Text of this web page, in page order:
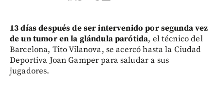
13 días después de ser intervenido por segunda vez
de un tumor en la glándula parótida, el técnico del
Barcelona, Tito Vilanova, se acercó hasta la Ciudad
Deportiva Joan Gamper para saludar a sus
jugadores.